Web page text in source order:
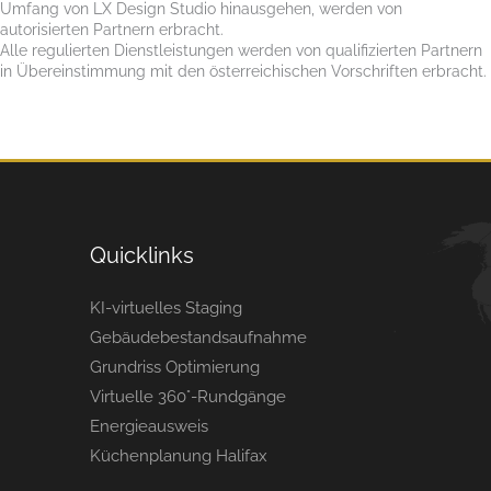
Umfang von LX Design Studio hinausgehen, werden von
autorisierten Partnern erbracht.
Alle regulierten Dienstleistungen werden von qualifizierten Partnern
in Übereinstimmung mit den österreichischen Vorschriften erbracht.
Quick­links
KI-virtuelles Staging
Gebäudebestandsaufnahme
Grundriss Optimierung
Virtuelle 360°-Rundgänge
Energieausweis
Küchenplanung Halifax